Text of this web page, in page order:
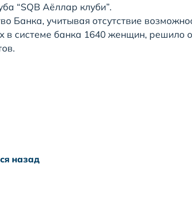
“SQB Аёллар клуби”.
Банка, учитывая отсутствие
в системе банка 1640 женщин, решило
назад